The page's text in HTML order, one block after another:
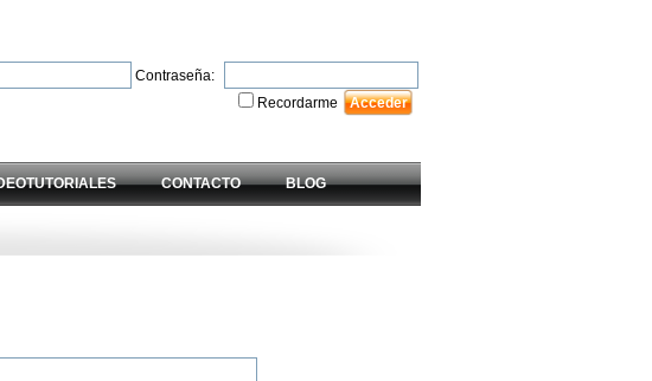
Contraseña:
Recordarme
CONTACTO BLOG